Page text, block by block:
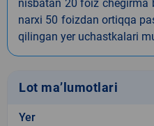
nisbatan 20 foiz chegirma
narxi 50 foizdan ortiqqa
qilingan yer uchastkalari
Lot ma’lumotlari
Yer